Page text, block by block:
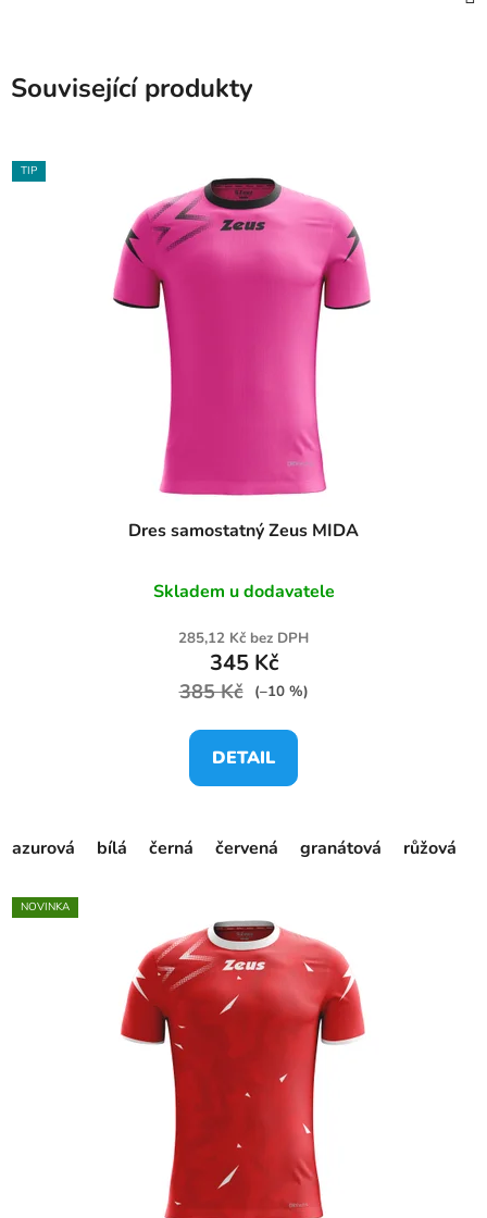
Související produkty
TIP
Dres samostatný Zeus MIDA
Skladem u dodavatele
285,12 Kč bez DPH
345 Kč
385 Kč (–10 %)
DETAIL
azurová bílá černá červená granátová růžová
NOVINKA